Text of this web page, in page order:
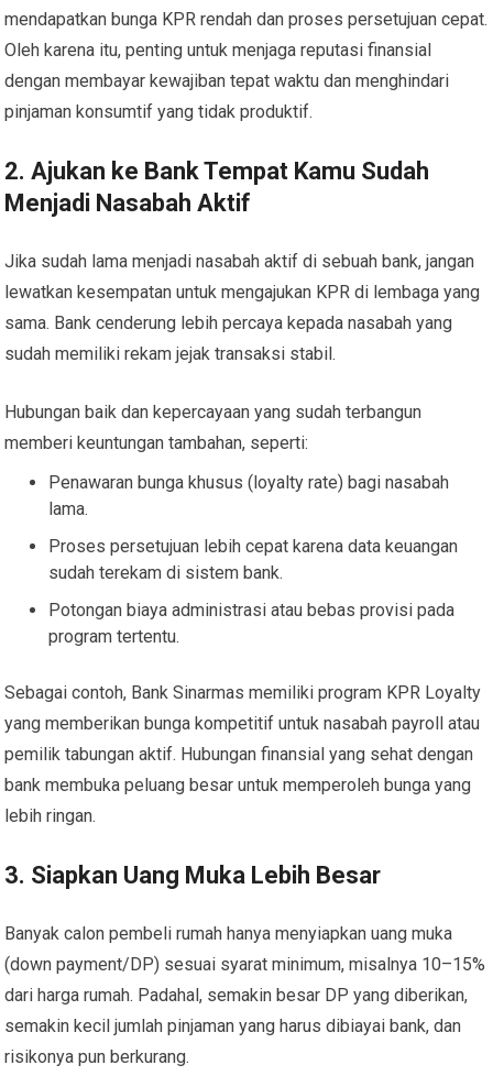
mendapatkan bunga KPR rendah dan proses persetujuan cepat.
Oleh karena itu, penting untuk menjaga reputasi finansial
dengan membayar kewajiban tepat waktu dan menghindari
pinjaman konsumtif yang tidak produktif.
2. Ajukan ke Bank Tempat Kamu Sudah
Menjadi Nasabah Aktif
Jika sudah lama menjadi nasabah aktif di sebuah bank, jangan
lewatkan kesempatan untuk mengajukan KPR di lembaga yang
sama. Bank cenderung lebih percaya kepada nasabah yang
sudah memiliki rekam jejak transaksi stabil.
Hubungan baik dan kepercayaan yang sudah terbangun
memberi keuntungan tambahan, seperti:
Penawaran bunga khusus (loyalty rate) bagi nasabah
lama.
Proses persetujuan lebih cepat karena data keuangan
sudah terekam di sistem bank.
Potongan biaya administrasi atau bebas provisi pada
program tertentu.
Sebagai contoh, Bank Sinarmas memiliki program KPR Loyalty
yang memberikan bunga kompetitif untuk nasabah payroll atau
pemilik tabungan aktif. Hubungan finansial yang sehat dengan
bank membuka peluang besar untuk memperoleh bunga yang
lebih ringan.
3. Siapkan Uang Muka Lebih Besar
Banyak calon pembeli rumah hanya menyiapkan uang muka
(down payment/DP) sesuai syarat minimum, misalnya 10–15%
dari harga rumah. Padahal, semakin besar DP yang diberikan,
semakin kecil jumlah pinjaman yang harus dibiayai bank, dan
risikonya pun berkurang.